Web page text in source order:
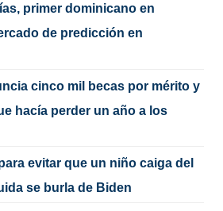
primer dominicano en
de predicción en
cinco mil becas por mérito y
hacía perder un año a los
evitar que un niño caiga del
se burla de Biden